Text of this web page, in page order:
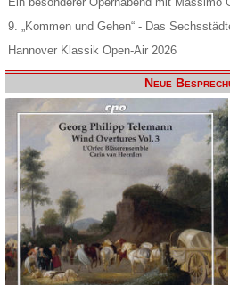
9. „Kommen und Gehen“ - Das
Hannover Klassik Open-Air 2026
Neue